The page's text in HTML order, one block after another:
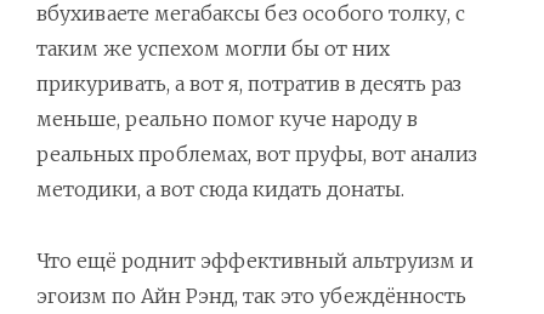
вбухиваете мегабаксы без особого толку, с
таким же успехом могли бы от них
прикуривать, а вот я, потратив в десять раз
меньше, реально помог куче народу в
реальных проблемах, вот пруфы, вот анализ
методики, а вот сюда кидать донаты.
Что ещё роднит эффективный альтруизм и
эгоизм по Айн Рэнд, так это убеждённость